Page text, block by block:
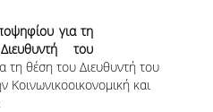
για τη
του
Έρευνας στην
και
Αειφορία
θέση του Διευθυντή του
Κοινωνικοοικονομική και